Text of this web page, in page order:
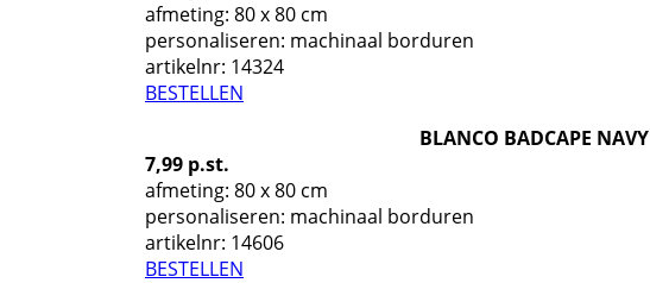
afmeting: 80 x 80 cm
personaliseren: machinaal borduren
artikelnr: 14324
BESTELLEN
BLANCO BADCAPE NAVY
7,99 p.st.
afmeting: 80 x 80 cm
personaliseren: machinaal borduren
artikelnr: 14606
BESTELLEN